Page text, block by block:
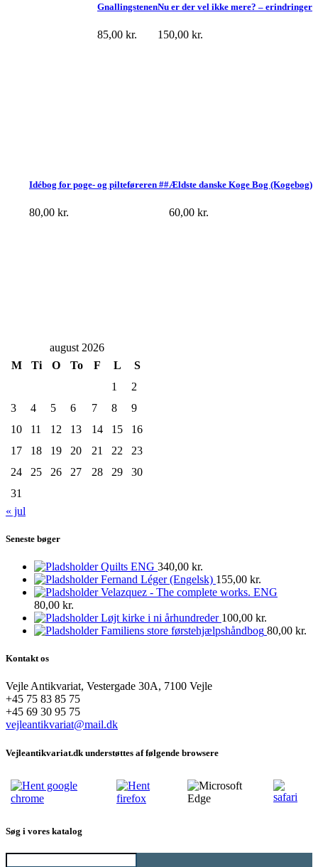
Nu er der vel ikke mere? – erindringer
150,00 kr.
Gnallingstenen
85,00 kr.
Ældste danske Koge Bog (Kogebog)
60,00 kr.
Idébog for poge- og pilteføreren ##
80,00 kr.
august 2026
M
Ti O To F L
S
1
2
3
4 5 6 7 8
9
10
11 12 13 14 15
16
17
18 19 20 21 22
23
24
25 26 27 28 29
30
31
« jul
Seneste bøger
Quilts ENG 340,00 kr.
Fernand Léger (Engelsk) 155,00 kr.
Velazquez - The complete works. ENG
80,00 kr.
Løjt kirke i ni århundreder 100,00 kr.
Familiens store førstehjælpshåndbog 80,00 kr.
Kontakt os
Vejle Antikvariat, Vestergade 30A, 7100 Vejle
+45 75 83 85 75
+45 69 30 95 75
vejleantikvariat@mail.dk
Vejleantikvariat.dk understøttes af følgende browsere
Søg i vores katalog